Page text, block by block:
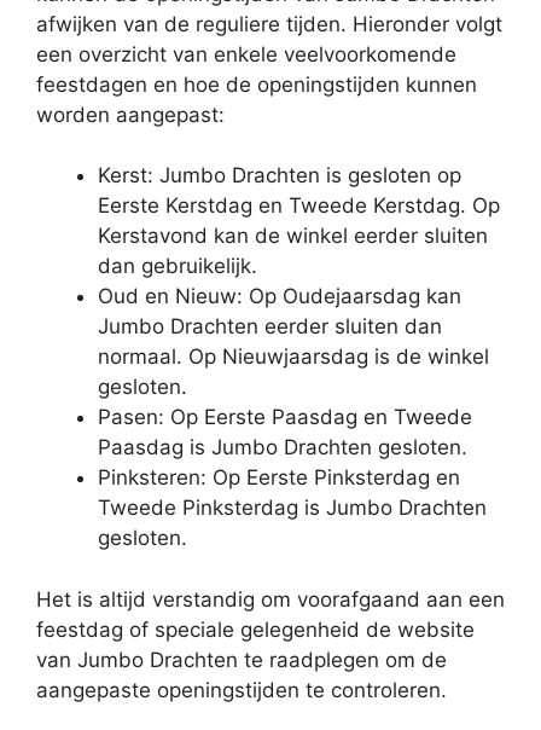
afwijken van de reguliere tijden. Hieronder volgt
een overzicht van enkele veelvoorkomende
feestdagen en hoe de openingstijden kunnen
worden aangepast:
Kerst: Jumbo Drachten is gesloten op
Eerste Kerstdag en Tweede Kerstdag. Op
Kerstavond kan de winkel eerder sluiten
dan gebruikelijk.
Oud en Nieuw: Op Oudejaarsdag kan
Jumbo Drachten eerder sluiten dan
normaal. Op Nieuwjaarsdag is de winkel
gesloten.
Pasen: Op Eerste Paasdag en Tweede
Paasdag is Jumbo Drachten gesloten.
Pinksteren: Op Eerste Pinksterdag en
Tweede Pinksterdag is Jumbo Drachten
gesloten.
Het is altijd verstandig om voorafgaand aan een
feestdag of speciale gelegenheid de website
van Jumbo Drachten te raadplegen om de
aangepaste openingstijden te controleren.